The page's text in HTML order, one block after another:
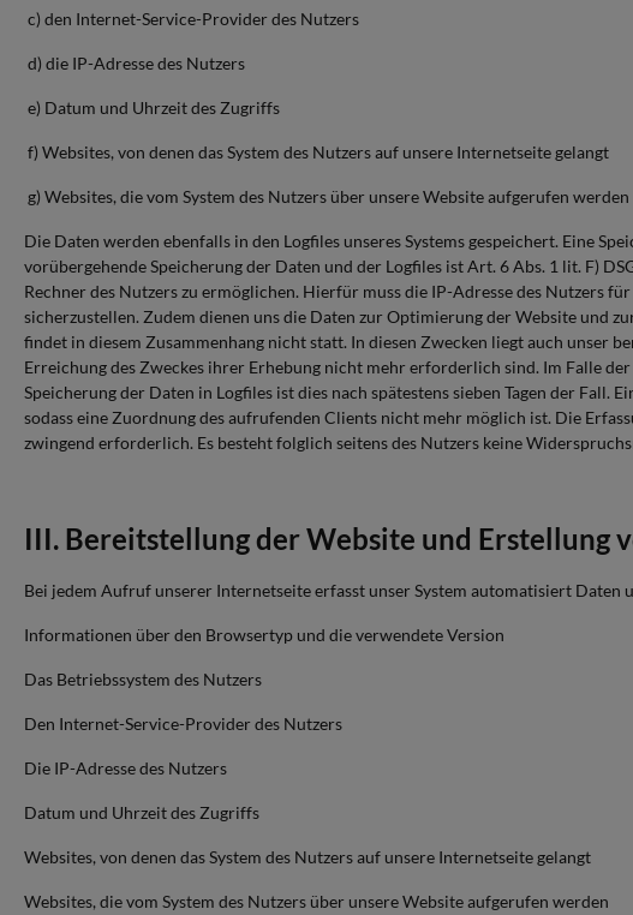
c) den Internet-Service-Provider des Nutzers
d) die IP-Adresse des Nutzers
e) Datum und Uhrzeit des Zugriffs
f) Websites, von denen das System des Nutzers auf unsere Internetseite gelangt
g) Websites, die vom System des Nutzers über unsere Website aufgerufen werden
Die Daten werden ebenfalls in den Logfiles unseres Systems gespeichert. Eine
vorübergehende Speicherung der Daten und der Logfiles ist Art. 6 Abs. 1 lit. F)
Rechner des Nutzers zu ermöglichen. Hierfür muss die IP-Adresse des Nutzers
sicherzustellen. Zudem dienen uns die Daten zur Optimierung der Website und
findet in diesem Zusammenhang nicht statt. In diesen Zwecken liegt auch unser
Erreichung des Zweckes ihrer Erhebung nicht mehr erforderlich sind. Im Falle
Speicherung der Daten in Logfiles ist dies nach spätestens sieben Tagen der
sodass eine Zuordnung des aufrufenden Clients nicht mehr möglich ist. Die
zwingend erforderlich. Es besteht folglich seitens des Nutzers keine
III. Bereitstellung der Website und Erstellung
Bei jedem Aufruf unserer Internetseite erfasst unser System automatisiert
Informationen über den Browsertyp und die verwendete Version
Das Betriebssystem des Nutzers
Den Internet-Service-Provider des Nutzers
Die IP-Adresse des Nutzers
Datum und Uhrzeit des Zugriffs
Websites, von denen das System des Nutzers auf unsere Internetseite gelangt
Websites, die vom System des Nutzers über unsere Website aufgerufen werden